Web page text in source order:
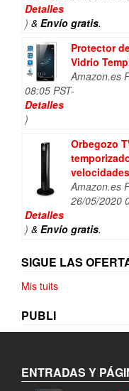
Detalles
) & Envío gratis.
Protector
Vidrio
Amazon.es
08:05 PST-
Detalles
)
Orbegozo
velocidades
Amazon.es
26/05/2020
Detalles
) & Envío gratis.
SIGUE LAS
Mis tuits
PUBLI
ENTRADAS Y